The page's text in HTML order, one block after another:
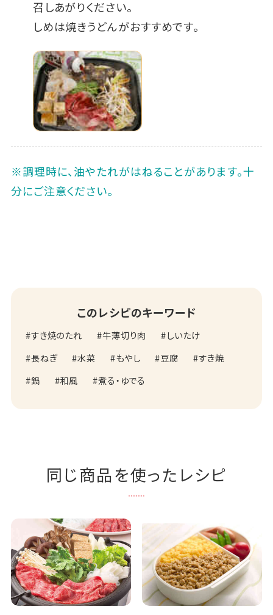
召しあがりください。
しめは焼きうどんがおすすめです。
※調理時に、油やたれがはねることがあります。十
分にご注意ください。
このレシピのキーワード
すき焼のたれ 牛薄切り肉
しいたけ
長ねぎ
水菜 もやし 豆腐
すき焼
鍋
和風 煮る・ゆでる
同じ商品を使ったレシピ